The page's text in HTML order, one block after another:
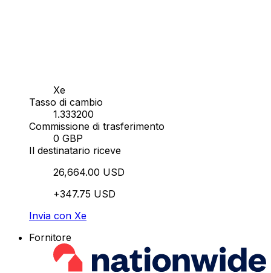
Xe
Tasso di cambio
1.333200
Commissione di trasferimento
0 GBP
Il destinatario riceve
26,664.00 USD
+347.75 USD
Invia con Xe
Fornitore